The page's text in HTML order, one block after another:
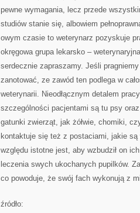
pewne wymagania, lecz przede
studiów stanie się, albowiem
owym czasie to weterynarz pozyskuje
okręgowa grupa lekarsko –
serdecznie zapraszamy. Jeśli
zanotować, ze zawód ten podlega w
weterynarii. Nieodłącznym detalem
szczególności pacjentami są tu psy
gatunki zwierząt, jak żółwie, chomiki,
kontaktuje się też z postaciami, jakie są
względu istotne jest, aby wzbudził on
leczenia swych ukochanych pupilków.
co powoduje, że swój fach wykonują z
źródło: